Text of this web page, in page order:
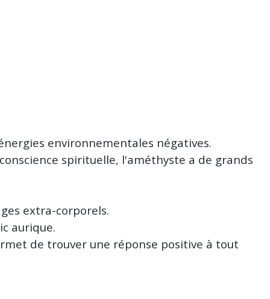
environnementales négatives.
spirituelle, l'améthyste a de grands
extra-corporels.
aurique.
de trouver une réponse positive à tout